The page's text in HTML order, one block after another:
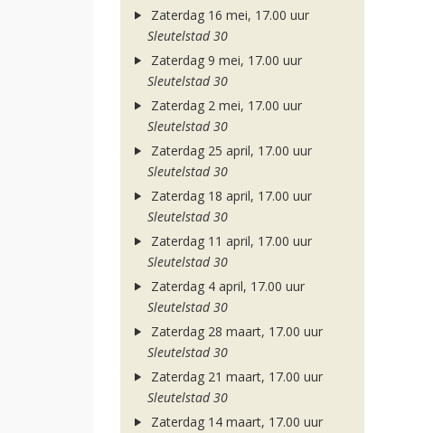
Zaterdag 16 mei, 17.00 uur
Sleutelstad 30
Zaterdag 9 mei, 17.00 uur
Sleutelstad 30
Zaterdag 2 mei, 17.00 uur
Sleutelstad 30
Zaterdag 25 april, 17.00 uur
Sleutelstad 30
Zaterdag 18 april, 17.00 uur
Sleutelstad 30
Zaterdag 11 april, 17.00 uur
Sleutelstad 30
Zaterdag 4 april, 17.00 uur
Sleutelstad 30
Zaterdag 28 maart, 17.00 uur
Sleutelstad 30
Zaterdag 21 maart, 17.00 uur
Sleutelstad 30
Zaterdag 14 maart, 17.00 uur